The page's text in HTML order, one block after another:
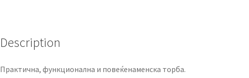
Description
Практична, функционална и повеќенаменска торба.